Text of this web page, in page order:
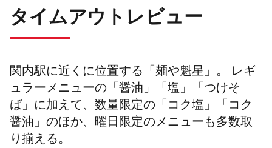
タイムアウトレビュー
関内駅に近くに位置する「麺や魁星」。 レギ
ュラーメニューの「醤油」「塩」「つけそ
ば」に加えて、数量限定の「コク塩」「コク
醤油」のほか、曜日限定のメニューも多数取
り揃える。